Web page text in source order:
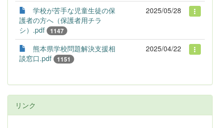
学校が苦手な児童生徒の保
護者の方へ（保護者用チラ
シ）.pdf
1147
2025/05/28
熊本県学校問題解決支援相
談窓口.pdf
1151
2025/04/22
リンク